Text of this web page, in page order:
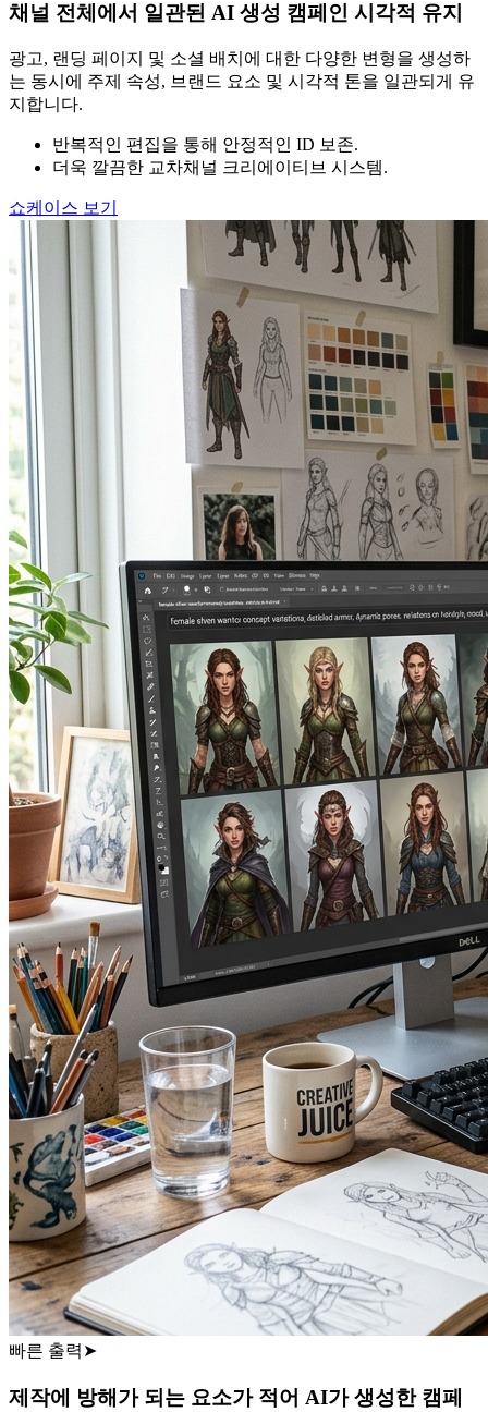
채널 전체에서 일관된 AI 생성 캠페인 시각적 유지
광고, 랜딩 페이지 및 소셜 배치에 대한 다양한 변형을 생성하
는 동시에 주제 속성, 브랜드 요소 및 시각적 톤을 일관되게 유
지합니다.
반복적인 편집을 통해 안정적인 ID 보존.
더욱 깔끔한 교차채널 크리에이티브 시스템.
쇼케이스 보기
빠른 출력 ➤
제작에 방해가 되는 요소가 적어 AI가 생성한 캠페